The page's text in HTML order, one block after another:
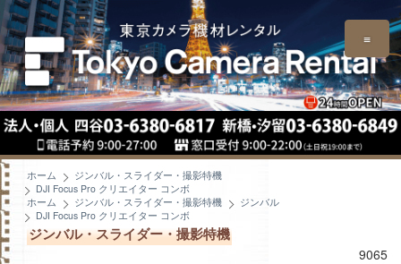
≡
ホーム
ジンバル・スライダー・撮影特機
DJI Focus Pro クリエイター コンボ‌
ホーム
ジンバル・スライダー・撮影特機
ジンバル
DJI Focus Pro クリエイター コンボ‌
ジンバル・スライダー・撮影特機
9065